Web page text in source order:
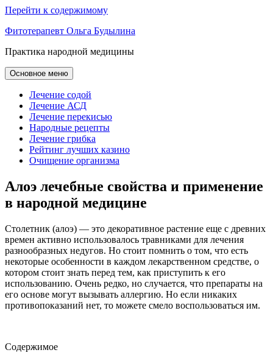
Перейти к содержимому
Фитотерапевт Ольга Будылина
Практика народной медицины
Основное меню
Лечение содой
Лечение АСД
Лечение перекисью
Народные рецепты
Лечение грибка
Рейтинг лучших казино
Очищение организма
Алоэ лечебные свойства и применение
в народной медицине
Столетник (алоэ) — это декоративное растение еще с древних
времен активно использовалось травниками для лечения
разнообразных недугов. Но стоит помнить о том, что есть
некоторые особенности в каждом лекарственном средстве, о
котором стоит знать перед тем, как приступить к его
использованию. Очень редко, но случается, что препараты на
его основе могут вызывать аллергию. Но если никаких
противопоказаний нет, то можете смело воспользоваться им.
Содержимое